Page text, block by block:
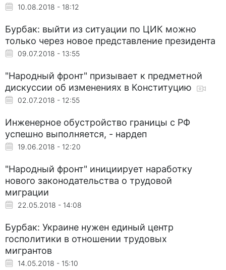
10.08.2018 - 18:12
Бурбак: выйти из ситуации по ЦИК можно
только через новое представление президента
09.07.2018 - 13:55
"Народный фронт" призывает к предметной
дискуссии об изменениях в Конституцию
02.07.2018 - 12:55
Инженерное обустройство границы с РФ
успешно выполняется, - нардеп
19.06.2018 - 12:20
"Народный фронт" инициирует наработку
нового законодательства о трудовой
миграции
22.05.2018 - 14:08
Бурбак: Украине нужен единый центр
госполитики в отношении трудовых
мигрантов
14.05.2018 - 15:10